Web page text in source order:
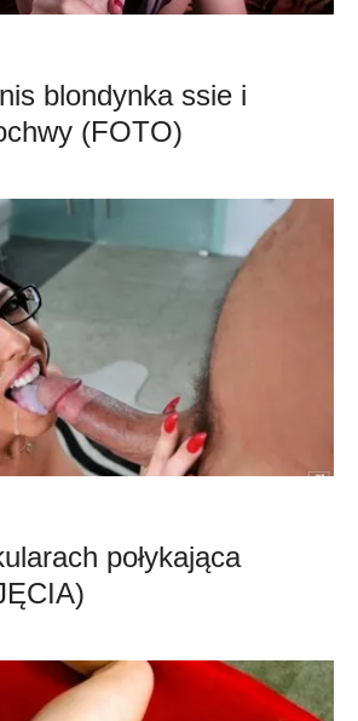
blondynka ssie i
(FOTO)
połykająca